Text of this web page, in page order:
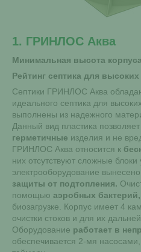
1. ГРИНЛОС Аква
Минимальная высота
Рейтинг септика для
Септики ГРИНЛОС Аква
идеального септика для
выполнены из надежного
Данный вид пластика
герметичные изделия и не
ГРИНЛОС Аква относится к
них отсутствуют сложные
электрооборудование
защиты от подтопления.
помощью аэробных бактерий,
биозагрузке. Корпус имеет 4
очистки стоков и для их
Оборудование работает в
обеспечивается 2-мя